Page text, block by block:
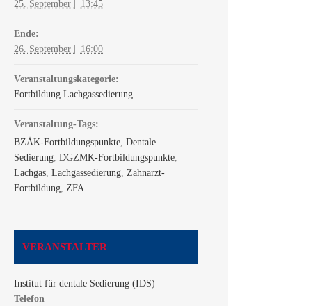
25. September || 13:45
Ende:
26. September || 16:00
Veranstaltungskategorie:
Fortbildung Lachgassedierung
Veranstaltung-Tags:
BZÄK-Fortbildungspunkte, Dentale
Sedierung, DGZMK-Fortbildungspunkte,
Lachgas, Lachgassedierung, Zahnarzt-
Fortbildung, ZFA
VERANSTALTER
Institut für dentale Sedierung (IDS)
Telefon